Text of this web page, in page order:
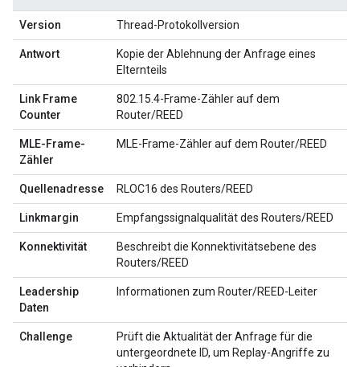
Version Thread-Protokollversion
Antwort
Kopie der Ablehnung der Anfrage eines
Elternteils
Link Frame
Counter
802.15.4-Frame-Zähler auf dem
Router/REED
MLE-Frame-
Zähler
MLE-Frame-Zähler auf dem Router/REED
Quellenadresse RLOC16 des Routers/REED
Linkmargin Empfangssignalqualität des Routers/REED
Konnektivität
Beschreibt die Konnektivitätsebene des
Routers/REED
Leadership
Daten
Informationen zum Router/REED-Leiter
Challenge
Prüft die Aktualität der Anfrage für die
untergeordnete ID, um Replay-Angriffe zu